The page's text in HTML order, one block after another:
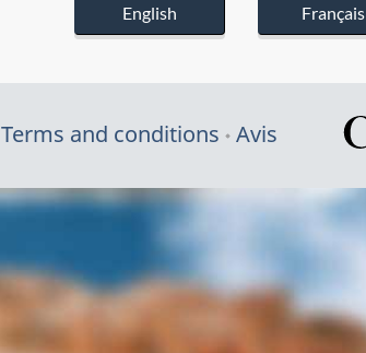
English Français
Terms and conditions Avis